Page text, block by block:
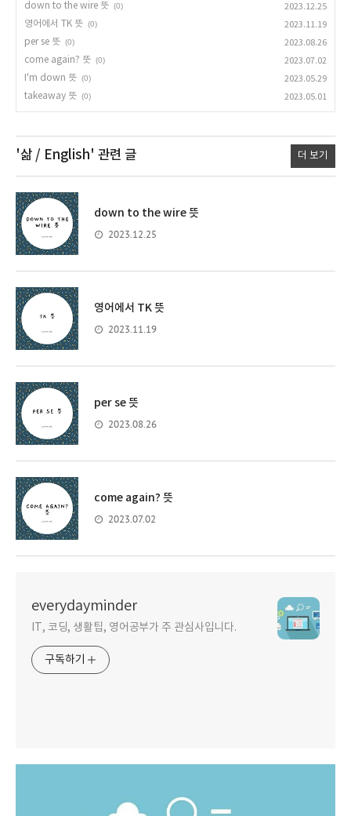
down to the wire 뜻 (0)
2023.12.25
영어에서 TK 뜻 (0)
2023.11.19
per se 뜻 (0)
2023.08.26
come again? 뜻 (0)
2023.07.02
I'm down 뜻 (0)
2023.05.29
takeaway 뜻 (0) 2023.05.01
'삶 / English' 관련 글 더 보기
down to the wire 뜻
2023.12.25
영어에서 TK 뜻
2023.11.19
per se 뜻
2023.08.26
come again? 뜻
2023.07.02
everydayminder
IT, 코딩, 생활팁, 영어공부가 주 관심사입니다.
구독하기